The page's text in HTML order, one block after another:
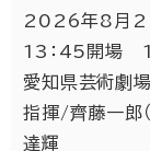
2026年8月22
13：45開場
愛知県芸術劇
指揮/齊藤一郎
達輝